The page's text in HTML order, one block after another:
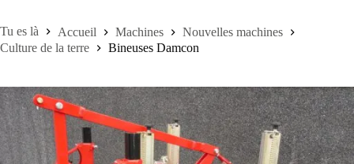
Accueil Machines
Nouvelles machines
Culture de la terre
Bineuses Damcon